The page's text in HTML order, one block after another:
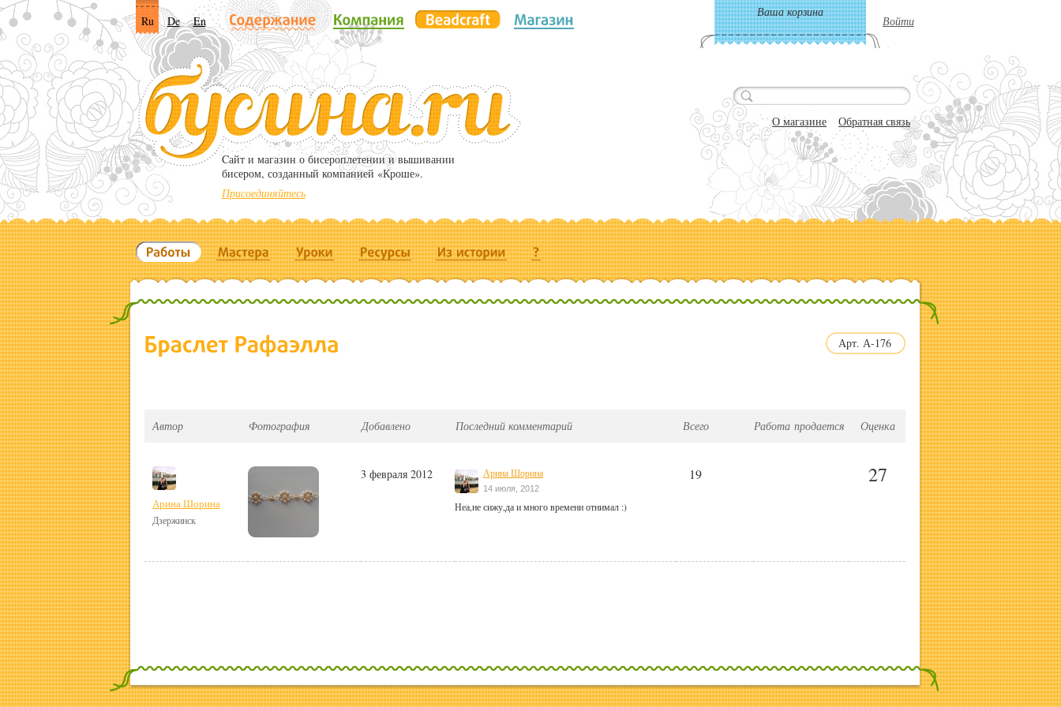
Ru De En
Ваша корзина
Войти
Cайт и магазин о бисероплетении и вышивании
бисером, созданный компанией «Кроше».
Присоединяйтесь
О магазине Обратная связь
Арт. А-176
Автор Фотография Добавлено Последний комментарий Всего Работа продается Оценка
Арина Шорина
Дзержинск
3 февраля 2012 Арина Шорина
14 июля, 2012
Неа,не сижу,да и много времени отнимал :)
19 27